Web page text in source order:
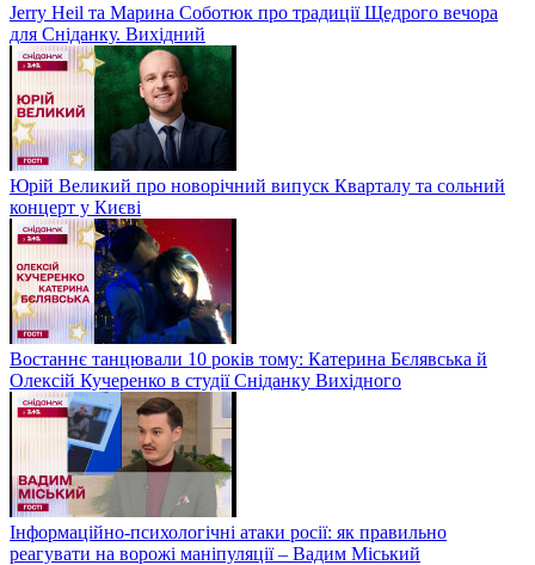
Jerry Heil та Марина Соботюк про традиції Щедрого вечора
для Сніданку. Вихідний
Юрій Великий про новорічний випуск Кварталу та сольний
концерт у Києві
Востаннє танцювали 10 років тому: Катерина Бєлявська й
Олексій Кучеренко в студії Сніданку Вихідного
Інформаційно-психологічні атаки росії: як правильно
реагувати на ворожі маніпуляції – Вадим Міський